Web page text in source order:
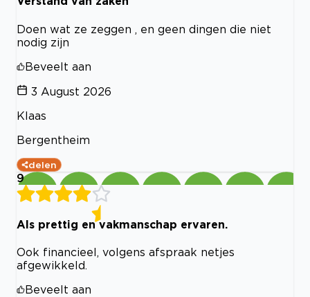
Doen wat ze zeggen , en geen dingen die niet
nodig zijn
Beveelt aan
3 August 2026
Klaas
Bergentheim
delen
9
Als prettig en vakmanschap ervaren.
Ook financieel, volgens afspraak netjes
afgewikkeld.
Beveelt aan